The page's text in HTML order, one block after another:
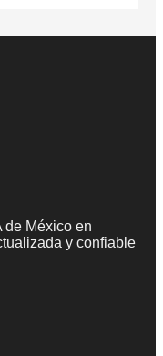
de México en
y confiable